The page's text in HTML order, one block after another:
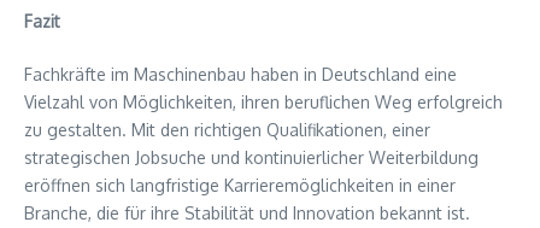
Fazit
Fachkräfte im Maschinenbau haben in Deutschland eine
Vielzahl von Möglichkeiten, ihren beruflichen Weg erfolgreich
zu gestalten. Mit den richtigen Qualifikationen, einer
strategischen Jobsuche und kontinuierlicher Weiterbildung
eröffnen sich langfristige Karrieremöglichkeiten in einer
Branche, die für ihre Stabilität und Innovation bekannt ist.